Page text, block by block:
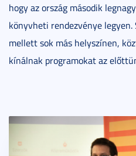
hogy az ország második
könyvheti rendezvénye legyen.
mellett sok más helyszínen,
kínálnak programokat az